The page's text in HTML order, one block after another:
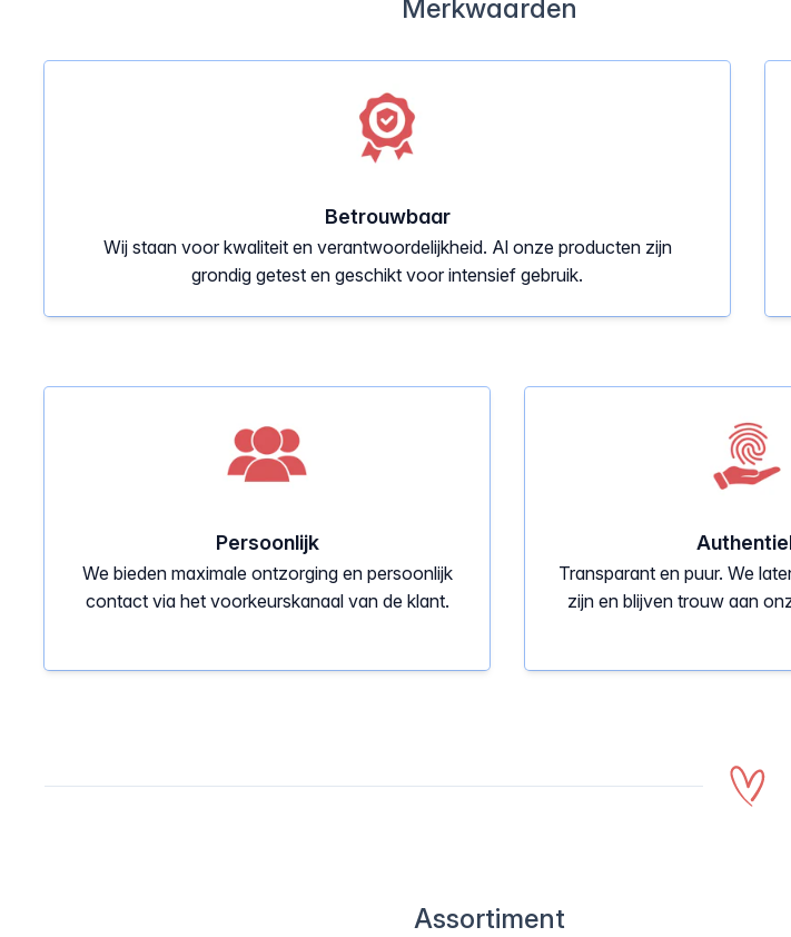
Merkwaarden
Betrouwbaar
Wij staan voor kwaliteit en verantwoordelijkheid. Al onze producten zijn
grondig getest en geschikt voor intensief gebruik.
Persoonlijk
We bieden maximale ontzorging en persoonlijk
contact via het voorkeurskanaal van de klant.
Transparant en puur. We
zijn en blijven trouw aan
Assortiment